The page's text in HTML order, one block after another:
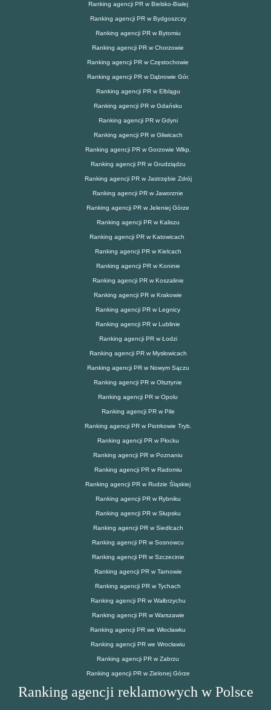
Ranking agencji PR w Bielsko-Białej
Ranking agencji PR w Bydgoszczy
Ranking agencji PR w Bytomiu
Ranking agencji PR w Chorzowie
Ranking agencji PR w Częstochowie
Ranking agencji PR w Dąbrowie Gór.
Ranking agencji PR w Elblągu
Ranking agencji PR w Gdańsku
Ranking agencji PR w Gdyni
Ranking agencji PR w Gliwicach
Ranking agencji PR w Gorzowie Wlkp.
Ranking agencji PR w Grudziądzu
Ranking agencji PR w Jastrzębie Zdrój
Ranking agencji PR w Jaworznie
Ranking agencji PR w Jeleniej Górze
Ranking agencji PR w Kaliszu
Ranking agencji PR w Katowicach
Ranking agencji PR w Kielcach
Ranking agencji PR w Koninie
Ranking agencji PR w Koszalinie
Ranking agencji PR w Krakowie
Ranking agencji PR w Legnicy
Ranking agencji PR w Lublinie
Ranking agencji PR w Łodzi
Ranking agencji PR w Mysłowicach
Ranking agencji PR w Nowym Sączu
Ranking agencji PR w Olsztynie
Ranking agencji PR w Opolu
Ranking agencji PR w Pile
Ranking agencji PR w Piotrkowie Tryb.
Ranking agencji PR w Płocku
Ranking agencji PR w Poznaniu
Ranking agencji PR w Radomiu
Ranking agencji PR w Rudzie Śląskiej
Ranking agencji PR w Rybniku
Ranking agencji PR w Słupsku
Ranking agencji PR w Siedlcach
Ranking agencji PR w Sosnowcu
Ranking agencji PR w Szczecinie
Ranking agencji PR w Tarnowie
Ranking agencji PR w Tychach
Ranking agencji PR w Wałbrzychu
Ranking agencji PR w Warszawie
Ranking agencji PR we Włocławku
Ranking agencji PR we Wrocławiu
Ranking agencji PR w Zabrzu
Ranking agencji PR w Zielonej Górze
Ranking agencji reklamowych w Polsce